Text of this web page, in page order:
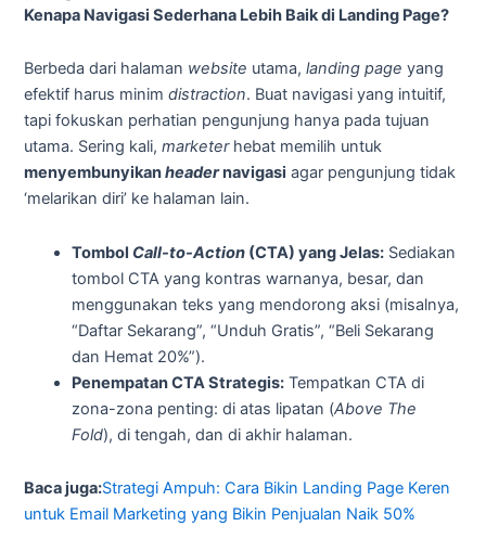
Kenapa Navigasi Sederhana Lebih Baik di Landing Page?
Berbeda dari halaman website utama,landing page yang
efektif harus minimdistraction. Buat navigasi yang intuitif,
tapi fokuskan perhatian pengunjung hanya pada tujuan
utama. Sering kali,marketerhebat memilih untuk
menyembunyikanheadernavigasi agar pengunjung tidak
‘melarikan diri’ ke halaman lain.
Tombol Call-to-Action (CTA) yang Jelas: Sediakan
tombol CTA yang kontras warnanya, besar, dan
menggunakan teks yang mendorong aksi (misalnya,
“Daftar Sekarang”, “Unduh Gratis”, “Beli Sekarang
dan Hemat 20%”).
Penempatan CTA Strategis: Tempatkan CTA di
zona-zona penting: di atas lipatan (Above The
Fold), di tengah, dan di akhir halaman.
Baca juga:Strategi Ampuh: Cara Bikin Landing Page Keren
untuk Email Marketing yang Bikin Penjualan Naik 50%